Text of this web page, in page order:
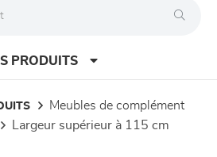
PRODUITS
meubles de complément
largeur supérieur à 115 cm